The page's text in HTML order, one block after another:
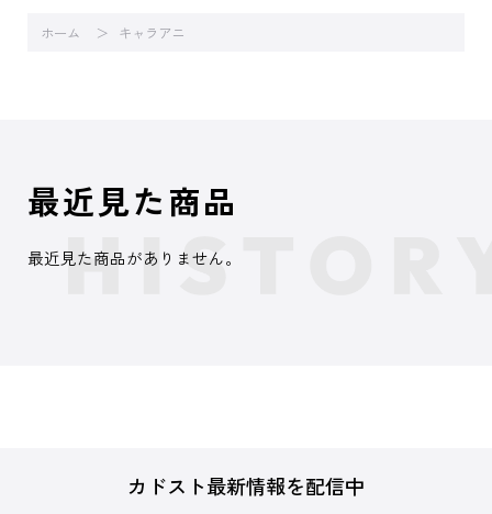
ホーム キャラアニ
最近見た商品
最近見た商品がありません。
カドスト最新情報を配信中